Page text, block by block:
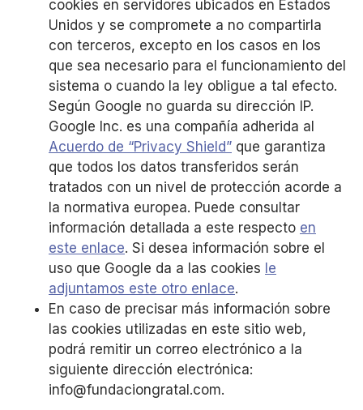
cookies en servidores ubicados en Estados
Unidos y se compromete a no compartirla
con terceros, excepto en los casos en los
que sea necesario para el funcionamiento del
sistema o cuando la ley obligue a tal efecto.
Según Google no guarda su dirección IP.
Google Inc. es una compañía adherida al
Acuerdo de “Privacy Shield” que garantiza
que todos los datos transferidos serán
tratados con un nivel de protección acorde a
la normativa europea. Puede consultar
información detallada a este respecto en
este enlace. Si desea información sobre el
uso que Google da a las cookies le
adjuntamos este otro enlace.
En caso de precisar más información sobre
las cookies utilizadas en este sitio web,
podrá remitir un correo electrónico a la
siguiente dirección electrónica:
info@fundaciongratal.com.